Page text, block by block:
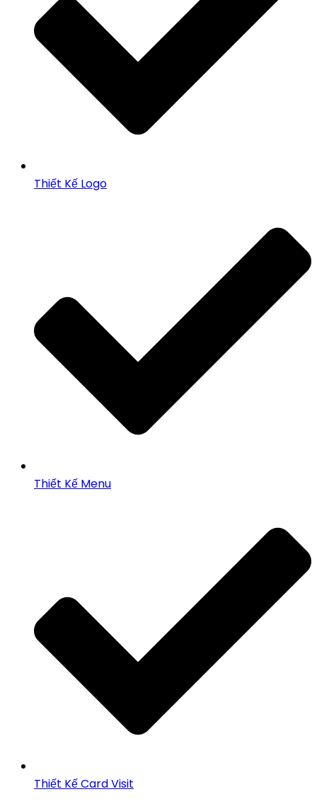
Thiết Kế Logo
Thiết Kế Menu
Thiết Kế Card Visit